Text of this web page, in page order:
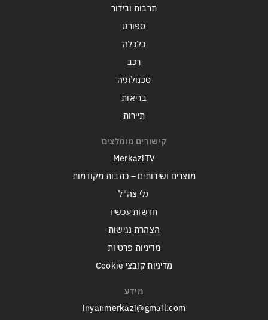
תרבות ובידור
ספורט
כלכלה
רכב
טכנולוגיה
בריאות
תיירות
קישורים מומלצים
MerkaziTV
מוצרים ושירותים – כתבות מקודמות
גלי צה"ל
חדשות עכשיו
הצהרת נגישות
מדיניות פרטיות
מדיניות קובצי Cookie
מידע
inyanmerkazi@gmail.com